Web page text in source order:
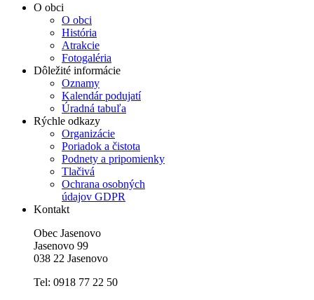
O obci
O obci
História
Atrakcie
Fotogaléria
Dôležité informácie
Oznamy
Kalendár podujatí
Úradná tabuľa
Rýchle odkazy
Organizácie
Poriadok a čistota
Podnety a pripomienky
Tlačivá
Ochrana osobných
údajov GDPR
Kontakt
Obec Jasenovo
Jasenovo 99
038 22 Jasenovo
Tel: 0918 77 22 50